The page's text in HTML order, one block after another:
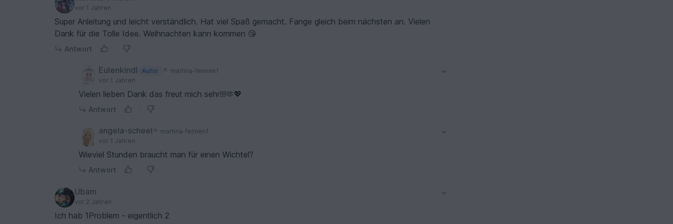
vor 1 Jahren
Super Anleitung und leicht verständlich. Hat viel Spaß gemacht. Fange gleich beim nächsten an. Vielen
Dank für die Tolle Idee. Weihnachten kann kommen 😘
Antwort
Eulenkindl Autor
martina-fennen1
vor 1 Jahren
Vielen lieben Dank das freut mich sehr!!!🫶💖
Antwort
angela-scheel
martina-fennen1
vor 1 Jahren
Wieviel Stunden braucht man für einen Wichtel?
Antwort
Ubam
vor 2 Jahren
Ich hab 1Problem - eigentlich 2